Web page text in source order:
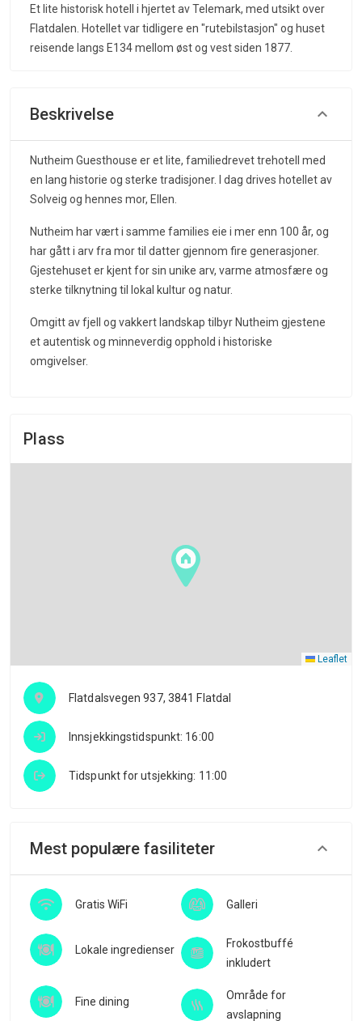
Et lite historisk hotell i hjertet av Telemark, med utsikt over
Flatdalen. Hotellet var tidligere en "rutebilstasjon" og huset
reisende langs E134 mellom øst og vest siden 1877.
Beskrivelse
Nutheim Guesthouse er et lite, familiedrevet trehotell med
en lang historie og sterke tradisjoner. I dag drives hotellet av
Solveig og hennes mor, Ellen.
Nutheim har vært i samme families eie i mer enn 100 år, og
har gått i arv fra mor til datter gjennom fire generasjoner.
Gjestehuset er kjent for sin unike arv, varme atmosfære og
sterke tilknytning til lokal kultur og natur.
Omgitt av fjell og vakkert landskap tilbyr Nutheim gjestene
et autentisk og minneverdig opphold i historiske
omgivelser.
Plass
Leaflet
Flatdalsvegen 937, 3841 Flatdal
Innsjekkingstidspunkt: 16:00
Tidspunkt for utsjekking: 11:00
Mest populære fasiliteter
Gratis WiFi Galleri
Lokale ingredienser
Frokostbuffé
inkludert
Fine dining
Område for
avslapning